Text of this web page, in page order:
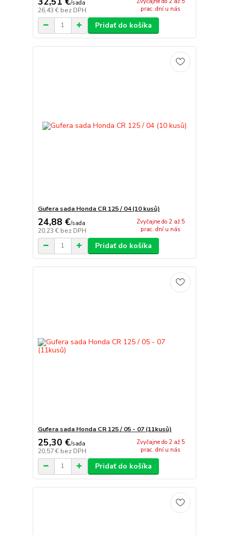
/sada
26,43 € bez DPH
prac. dní u nás
Pridať do košíka
Gufera sada Honda CR 125 / 04 (10 kusů)
24,88 €/sada
20,23 € bez DPH
Zvyčajne do 2 až 5
prac. dní u nás
Pridať do košíka
Gufera sada Honda CR 125 / 05 - 07 (11kusů)
25,30 €/sada
20,57 € bez DPH
Zvyčajne do 2 až 5
prac. dní u nás
Pridať do košíka